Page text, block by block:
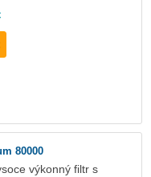
80000
výkonný filtr s